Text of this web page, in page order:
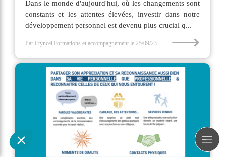
Dans le monde d'aujourd'hui, où les changements sont
constants et les attentes élevées, investir dans notre
développement personnel est devenu plus crucial q...
Par Etyncel Formations et accompagnement le 25/09/23 ⟶